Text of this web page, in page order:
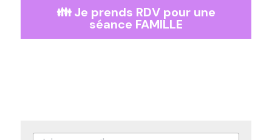
👪 Je prends RDV pour une
séance FAMILLE